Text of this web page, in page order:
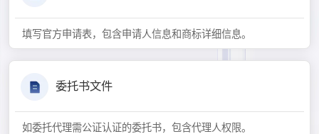
填写官方申请表，包含申请人信息和商标详细信息。
委托书文件
如委托代理需公证认证的委托书，包含代理人权限。